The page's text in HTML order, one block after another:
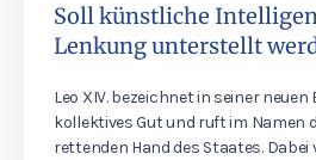
Soll künstliche
Lenkung unterstellt
Leo XIV. bezeichnet in seiner neuen
kollektives Gut und ruft im Namen
rettenden Hand des Staates.